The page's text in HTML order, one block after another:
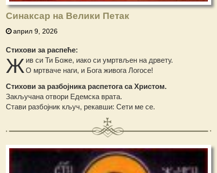
Синаксар на Велики Петак
април 9, 2026
Стихови за распеће:
Ж ив си Ти Боже, иако си умртвљен на дрвету.
О мртваче наги, и Бога живога Логосе!
Стихови за разбојника распетога са Христом.
Закључана отвори Едемска врата.
Стави разбојник кључ, рекавши: Сети ме се.